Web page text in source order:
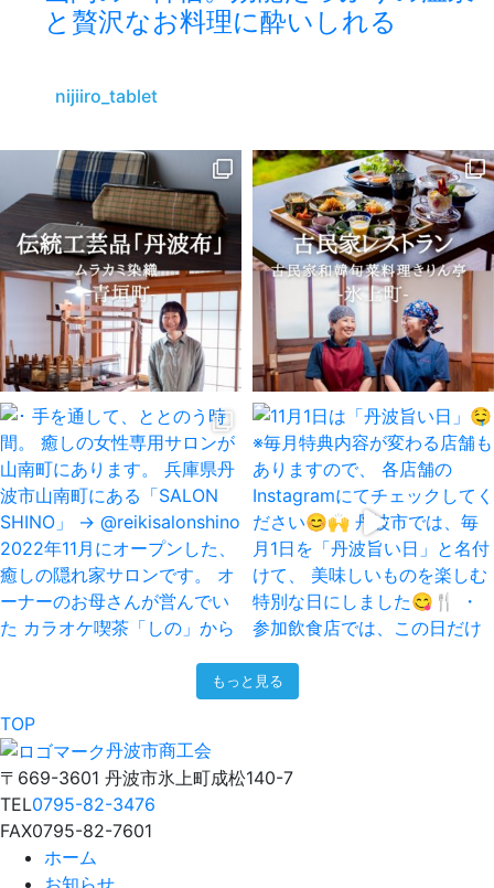
と贅沢なお料理に酔いしれる
nijiiro_tablet
もっと見る
TOP
丹波市商工会
〒669-3601 丹波市氷上町成松140-7
TEL0795-82-3476
FAX0795-82-7601
ホーム